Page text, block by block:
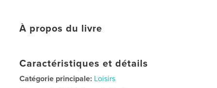
À propos du livre
Caractéristiques et détails
Catégorie principale: Loisirs